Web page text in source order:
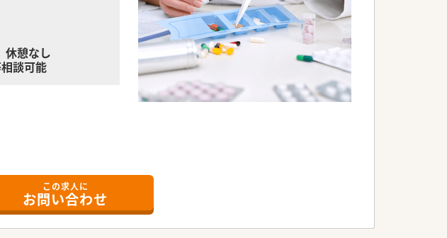
休憩なし
談可能
この求人に
お問い合わせ